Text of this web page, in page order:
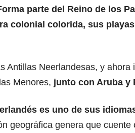
parte del Reino de los
colonial colorida, sus
Antillas Neerlandesas, y ahora
Menores, junto con Aruba y
es uno de sus
geográfica genera que cuente